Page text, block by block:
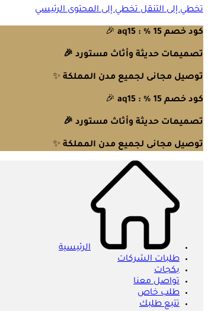
تخطي إلى التنقلتخطي إلى المحتوى الرئيسي
كود خصم 15 % : aq15 🎉
تصميمات حديثة وأثاث مستورد 🎉
توصيل مجانى لجميع مدن المملكة ✨
كود خصم 15 % : aq15 🎉
تصميمات حديثة وأثاث مستورد 🎉
توصيل مجانى لجميع مدن المملكة ✨
الرئيسية
طلبات الشركات
بكجات
تواصل معنا
طلب خاص
تتبع طلبك